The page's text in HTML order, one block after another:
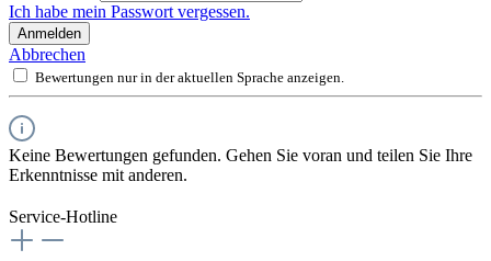
Ich habe mein Passwort vergessen.
Anmelden
Abbrechen
Bewertungen nur in der aktuellen Sprache anzeigen.
Keine Bewertungen gefunden. Gehen Sie voran und teilen Sie Ihre
Erkenntnisse mit anderen.
Service-Hotline